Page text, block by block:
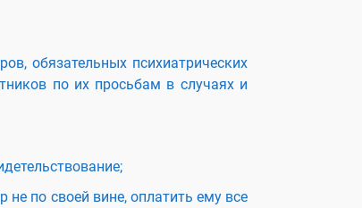
обязательных психиатрических
по их просьбам в случаях и
по своей вине, оплатить ему все